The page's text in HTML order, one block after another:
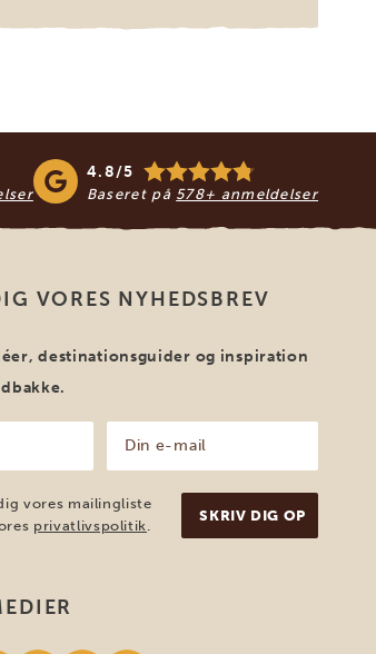
4.8/5
Baseret på 578+ anmeldelser
VORES NYHEDSBREV
destinationsguider og inspiration
mail
(Påkrævet)
vores mailingliste
privatlivspolitik.